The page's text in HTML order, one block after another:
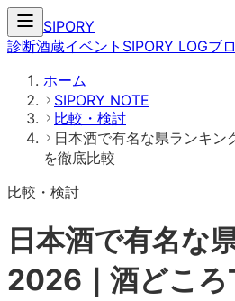
SIPORY
診断酒蔵イベント SIPORY LOGブ
ホーム
SIPORY NOTE
比較・検討
日本酒で有名な県ランキ
を徹底比較
比較・検討
日本酒で有名な
2026｜酒どころ